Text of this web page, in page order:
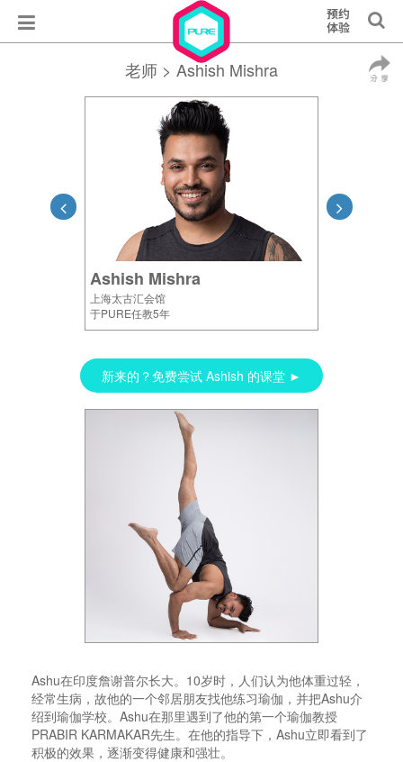
老师 > Ashish Mishra
Ashish Mishra
上海太古汇会馆
于PURE任教5年
新来的？免费尝试 Ashish 的课堂 ►
Ashu在印度詹谢普尔长大。 10岁时，人们认为他体重过轻，
经常生病，故他的一个邻居朋友找他练习瑜伽，并把Ashu介
绍到瑜伽学校。 Ashu在那里遇到了他的第一个瑜伽教授
PRABIR KARMAKAR先生。在他的指导下， Ashu立即看到了
积极的效果，逐渐变得健康和强壮。